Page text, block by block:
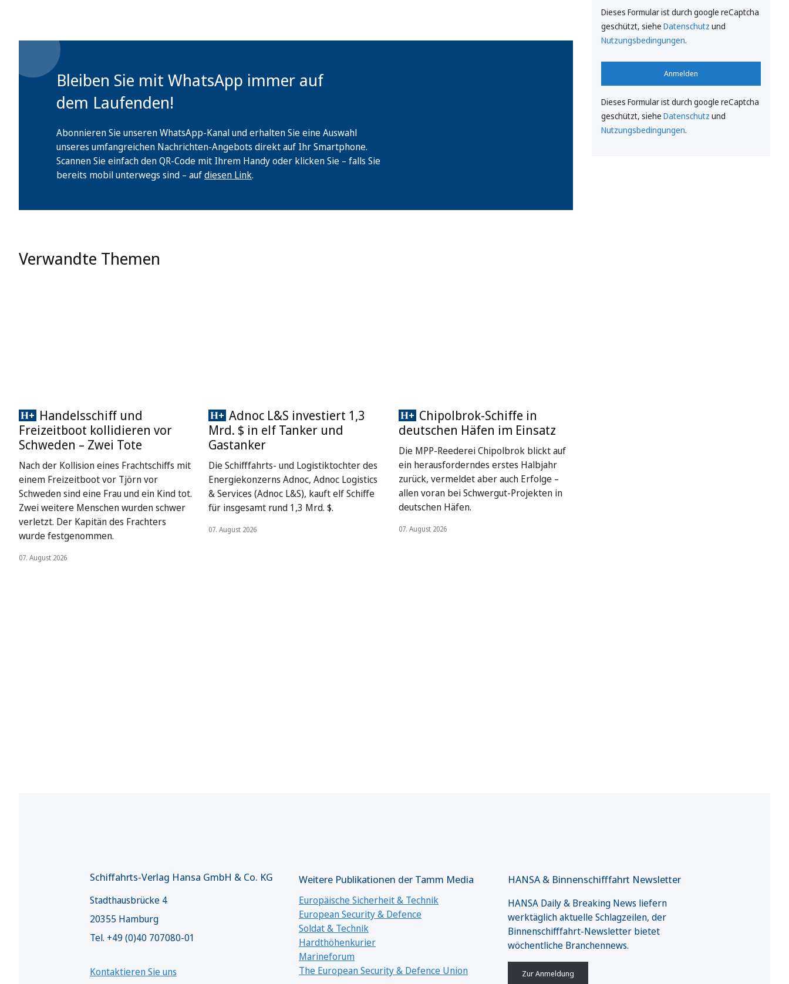
Bleiben Sie mit WhatsApp immer auf
dem Laufenden!
Abonnieren Sie unseren WhatsApp-Kanal und erhalten Sie eine Auswahl
unseres umfangreichen Nachrichten-Angebots direkt auf Ihr Smartphone.
Scannen Sie einfach den QR-Code mit Ihrem Handy oder klicken Sie – falls Sie
bereits mobil unterwegs sind – aufdiesen Link.
Verwandte Themen
Handelsschiff und
Freizeitboot kollidieren vor
Schweden – Zwei Tote
Nach der Kollision eines Frachtschiffs mit
einem Freizeitboot vor Tjörn vor
Schweden sind eine Frau und ein Kind tot.
Zwei weitere Menschen wurden schwer
verletzt. Der Kapitän des Frachters
wurde festgenommen.
07. August 2026
Adnoc L&S investiert 1,3
Mrd. $ in elf Tanker und
Gastanker
Die Schifffahrts- und Logistiktochter des
Energiekonzerns Adnoc, Adnoc Logistics
& Services (Adnoc L&S), kauft elf Schiffe
für insgesamt rund 1,3 Mrd. $.
07. August 2026
Chipolbrok-Schiffe in
deutschen Häfen im Einsatz
Die MPP-Reederei Chipolbrok blickt auf
ein herausforderndes erstes Halbjahr
zurück, vermeldet aber auch Erfolge –
allen voran bei Schwergut-Projekten in
deutschen Häfen.
07. August 2026
Dieses Formular ist durch google reCaptcha
geschützt, siehe Datenschutz und
Nutzungsbedingungen.
Anmelden
Dieses Formular ist durch google reCaptcha
geschützt, siehe Datenschutz und
Nutzungsbedingungen.
Schiffahrts-Verlag Hansa GmbH & Co. KG
Stadthausbrücke 4
20355 Hamburg
Tel. +49 (0)40 707080-01
Kontaktieren Sie uns
Weitere Publikationen der Tamm Media
Europäische Sicherheit & Technik
European Security & Defence
Soldat & Technik
Hardthöhenkurier
Marineforum
The European Security & Defence Union
HANSA & Binnenschifffahrt Newsletter
HANSA Daily & Breaking News liefern
werktäglich aktuelle Schlagzeilen, der
Binnenschifffahrt-Newsletter bietet
wöchentliche Branchennews.
Zur Anmeldung